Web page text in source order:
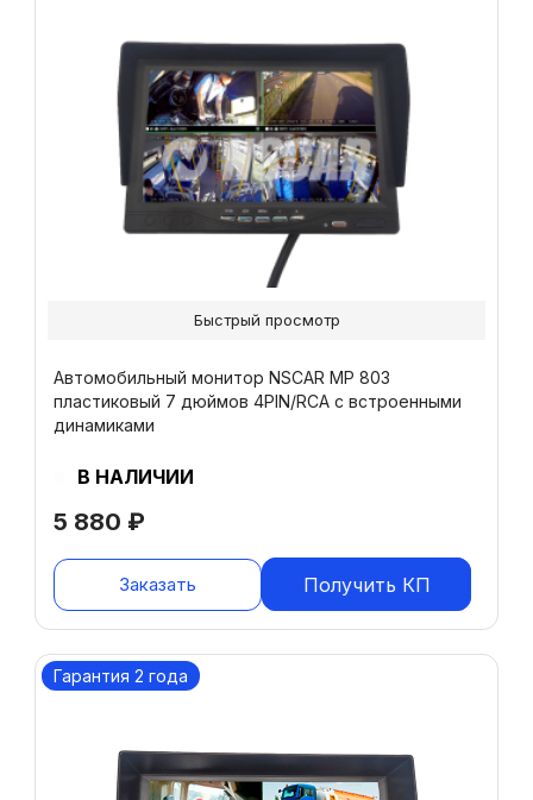
5 880 ₽
Автомобильный монитор NSCAR МР 803
пластиковый 7 дюймов 4PIN/RCA с встроенными
динамиками
В НАЛИЧИИ
Заказать Получить КП
Быстрый просмотр
Гарантия 2 года